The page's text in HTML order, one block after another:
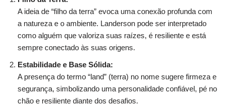
A ideia de “filho da terra” evoca uma conexão profunda com
a natureza e o ambiente. Landerson pode ser interpretado
como alguém que valoriza suas raízes, é resiliente e está
sempre conectado às suas origens.
Estabilidade e Base Sólida:
A presença do termo “land” (terra) no nome sugere firmeza e
segurança, simbolizando uma personalidade confiável, pé no
chão e resiliente diante dos desafios.